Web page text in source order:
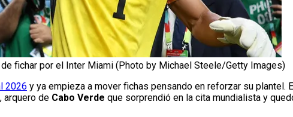
fichar por el Inter Miami (Photo by Michael Steele/Getty Images)
2026 y ya empieza a mover fichas pensando en reforzar su plantel.
, arquero de Cabo Verde que sorprendió en la cita mundialista y